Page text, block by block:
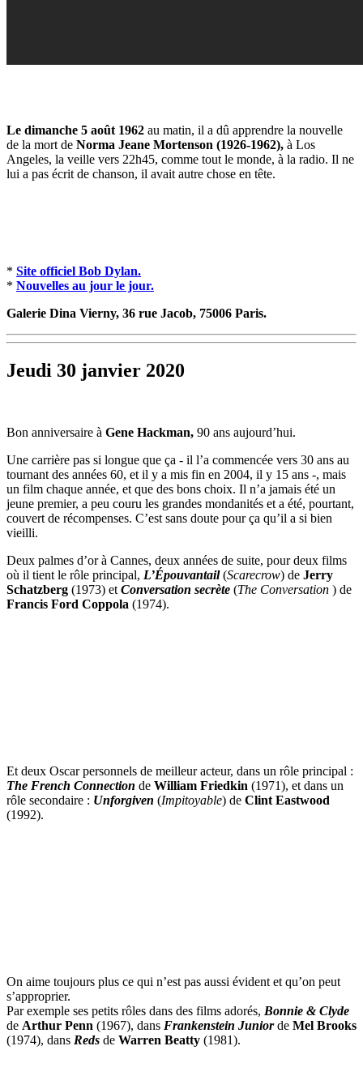
Le dimanche 5 août 1962 au matin, il a dû apprendre la nouvelle
de la mort de Norma Jeane Mortenson (1926-1962), à Los
Angeles, la veille vers 22h45, comme tout le monde, à la radio. Il ne
lui a pas écrit de chanson, il avait autre chose en tête.
* Site officiel Bob Dylan.
* Nouvelles au jour le jour.
Galerie Dina Vierny, 36 rue Jacob, 75006 Paris.
Jeudi 30 janvier 2020
Bon anniversaire à Gene Hackman, 90 ans aujourd’hui.
Une carrière pas si longue que ça - il l’a commencée vers 30 ans au
tournant des années 60, et il y a mis fin en 2004, il y 15 ans -, mais
un film chaque année, et que des bons choix. Il n’a jamais été un
jeune premier, a peu couru les grandes mondanités et a été, pourtant,
couvert de récompenses. C’est sans doute pour ça qu’il a si bien
vieilli.
Deux palmes d’or à Cannes, deux années de suite, pour deux films
où il tient le rôle principal, L’Épouvantail (Scarecrow) de Jerry
Schatzberg (1973) et Conversation secrète (The Conversation ) de
Francis Ford Coppola (1974).
Et deux Oscar personnels de meilleur acteur, dans un rôle principal :
The French Connection de William Friedkin (1971), et dans un
rôle secondaire : Unforgiven (Impitoyable) de Clint Eastwood
(1992).
On aime toujours plus ce qui n’est pas aussi évident et qu’on peut
s’approprier.
Par exemple ses petits rôles dans des films adorés, Bonnie & Clyde
de Arthur Penn (1967), dans Frankenstein Junior de Mel Brooks
(1974), dans Reds de Warren Beatty (1981).